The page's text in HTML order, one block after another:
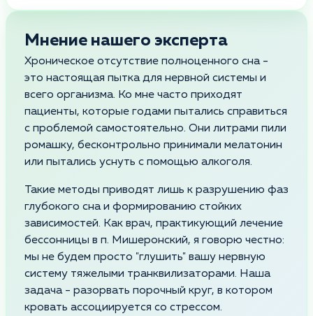
Мнение нашего эксперта
Хроническое отсутствие полноценного сна -
это настоящая пытка для нервной системы и
всего организма. Ко мне часто приходят
пациенты, которые годами пытались справиться
с проблемой самостоятельно. Они литрами пили
ромашку, бесконтрольно принимали мелатонин
или пытались уснуть с помощью алкоголя.
Такие методы приводят лишь к разрушению фаз
глубокого сна и формированию стойких
зависимостей. Как врач, практикующий лечение
бессонницы в п. Мишеронский, я говорю честно:
мы не будем просто "глушить" вашу нервную
систему тяжелыми транквилизаторами. Наша
задача - разорвать порочный круг, в котором
кровать ассоциируется со стрессом.